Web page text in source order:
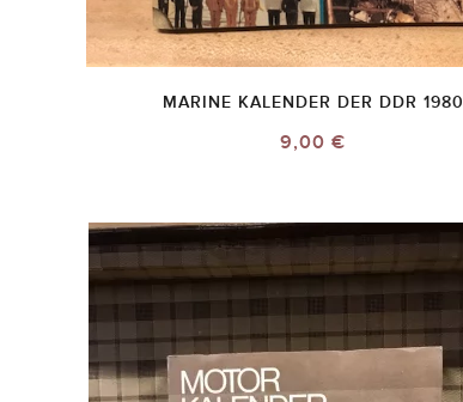
MARINE KALENDER DER DDR 1980
9,00 €